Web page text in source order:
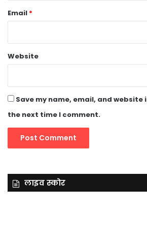
Email *
Website
Save my name, email, and website
the next time I comment.
लाइव स्कोर